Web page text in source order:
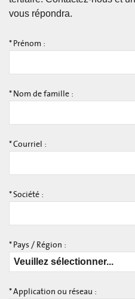
vous répondra.
*Prénom :
*Nom de famille :
*Courriel :
*Société :
*Pays / Région :
*Application ou réseau :